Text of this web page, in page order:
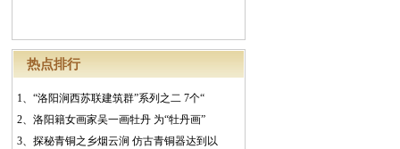
热点排行
1、 “洛阳涧西苏联建筑群”系列之二 7个“
2、 洛阳籍女画家吴一画牡丹 为“牡丹画”
3、 探秘青铜之乡烟云涧 仿古青铜器达到以